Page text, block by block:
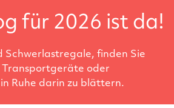
für 2026 ist da!
Schwerlastregale, finden Sie
Transportgeräte oder
Ruhe darin zu blättern.